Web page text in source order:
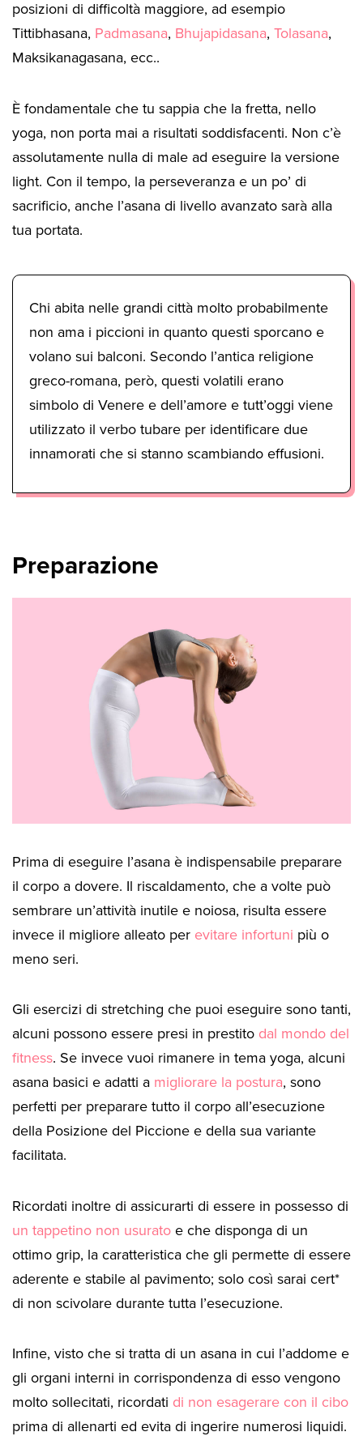
posizioni di difficoltà maggiore, ad esempio
Tittibhasana, Padmasana, Bhujapidasana, Tolasana,
Maksikanagasana, ecc..
È fondamentale che tu sappia che la fretta, nello
yoga, non porta mai a risultati soddisfacenti. Non c’è
assolutamente nulla di male ad eseguire la versione
light. Con il tempo, la perseveranza e un po’ di
sacrificio, anche l’asana di livello avanzato sarà alla
tua portata.
Chi abita nelle grandi città molto probabilmente
non ama i piccioni in quanto questi sporcano e
volano sui balconi. Secondo l’antica religione
greco-romana, però, questi volatili erano
simbolo di Venere e dell’amore e tutt’oggi viene
utilizzato il verbo tubare per identificare due
innamorati che si stanno scambiando effusioni.
Preparazione
Prima di eseguire l’asana è indispensabile preparare
il corpo a dovere. Il riscaldamento, che a volte può
sembrare un’attività inutile e noiosa, risulta essere
invece il migliore alleato per evitare infortuni più o
meno seri.
Gli esercizi di stretching che puoi eseguire sono tanti,
alcuni possono essere presi in prestito dal mondo del
fitness. Se invece vuoi rimanere in tema yoga, alcuni
asana basici e adatti a migliorare la postura, sono
perfetti per preparare tutto il corpo all’esecuzione
della Posizione del Piccione e della sua variante
facilitata.
Ricordati inoltre di assicurarti di essere in possesso di
un tappetino non usuratoe che disponga di un
ottimo grip, la caratteristica che gli permette di essere
aderente e stabile al pavimento; solo così sarai cert*
di non scivolare durante tutta l’esecuzione.
Infine, visto che si tratta di un asana in cui l’addome e
gli organi interni in corrispondenza di esso vengono
molto sollecitati, ricordati di non esagerare con il cibo
prima di allenarti ed evita di ingerire numerosi liquidi.